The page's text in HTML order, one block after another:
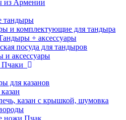
из Армении
тандыры
и комплектующие для тандыра
+ аксессуары
посуда для тандыров
и аксессуары
Пчаки
для казанов
казан с крышкой, шумовка
ножи Пчак